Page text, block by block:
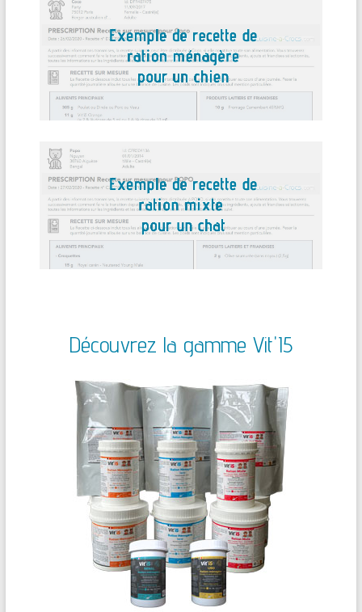
Découvrez la gamme Vit'I5